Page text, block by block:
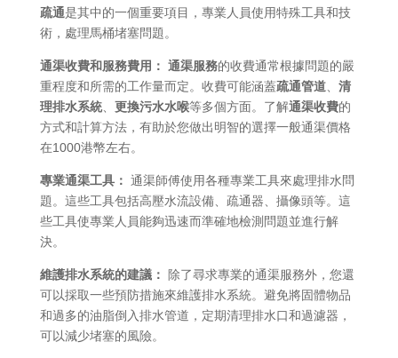
疏通是其中的一個重要項目，專業人員使用特殊工具和技
術，處理馬桶堵塞問題。
通渠收費和服務費用： 通渠服務的收費通常根據問題的嚴
重程度和所需的工作量而定。收費可能涵蓋疏通管道、 清
理排水系統、 更換污水水喉等多個方面。了解通渠收費的
方式和計算方法，有助於您做出明智的選擇一般通渠價格
在1000港幣左右。
專業通渠工具： 通渠師傅使用各種專業工具來處理排水問
題。這些工具包括高壓水流設備、疏通器、攝像頭等。這
些工具使專業人員能夠迅速而準確地檢測問題並進行解
決。
維護排水系統的建議：
除了尋求專業的通渠服務外，您還
可以採取一些預防措施來維護排水系統。避免將固體物品
和過多的油脂倒入排水管道，定期清理排水口和過濾器，
可以減少堵塞的風險。